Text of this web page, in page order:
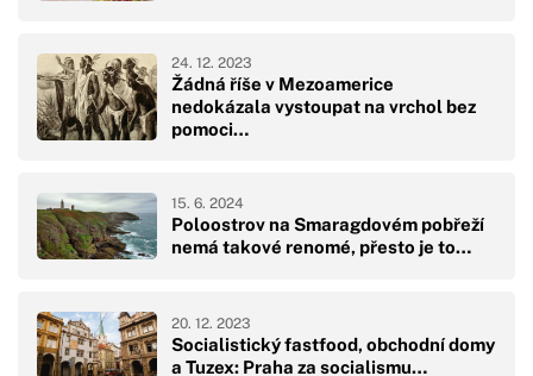
Žádná říše v Mezoamerice
nedokázala vystoupat na vrchol bez
pomoci…
24. 12. 2023
Poloostrov na Smaragdovém pobřeží
nemá takové renomé, přesto je to…
15. 6. 2024
Socialistický fastfood, obchodní domy
a Tuzex: Praha za socialismu…
20. 12. 2023